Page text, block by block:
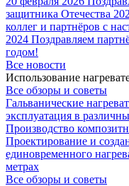
защитника Отечества
коллег и партнёров с
2024 Поздравляем
годом!
Все новости
Использование
Все обзоры и советы
Гальванические
эксплуатация в
Производство
Проектирование и
единовременного
метрах
Все обзоры и советы